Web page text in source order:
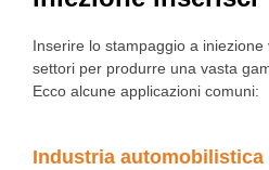
Inserire lo stampaggio a
settori per produrre una vasta
Ecco alcune applicazioni comuni:
Industria automobilistica